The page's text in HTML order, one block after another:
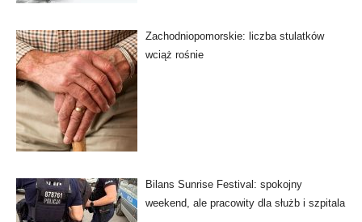
Zachodniopomorskie: liczba stulatków
wciąż rośnie
Bilans Sunrise Festival: spokojny
weekend, ale pracowity dla służb i szpitala